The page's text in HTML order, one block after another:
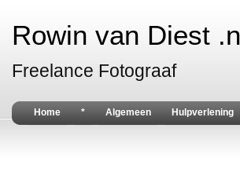
Rowin van Diest
Freelance Fotograaf
Home * Algemeen Hulpverlening